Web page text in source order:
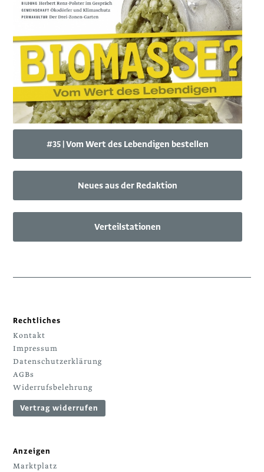
#35 | Vom Wert des Lebendigen bestellen
Neues aus der Redaktion
Verteilstationen
Rechtliches
Kontakt
Impressum
Datenschutzerklärung
AGBs
Widerrufsbelehrung
Vertrag widerrufen
Anzeigen
Marktplatz